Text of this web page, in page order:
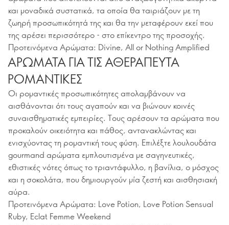
και μοναδικά συστατικά, τα οποία θα ταιριάζουν με τη
ζωηρή προσωπικότητά της και θα την μεταφέρουν εκεί που
της αρέσει περισσότερο - στο επίκεντρο της προσοχής.
Προτεινόμενα Αρώματα: Divine, All or Nothing Amplified
ΑΡΩΜΑΤΑ ΓΙΑ ΤΙΣ ΑΘΕΡΑΠΕΥΤΑ
ΡΟΜΑΝΤΙΚΕΣ
Οι ρομαντικές προσωπικότητες απολαμβάνουν να
αισθάνονται ότι τους αγαπούν και να βιώνουν κοινές
συναισθηματικές εμπειρίες. Τους αρέσουν τα αρώματα που
προκαλούν οικειότητα και πάθος, αντανακλώντας και
ενισχύοντας τη ρομαντική τους φύση. Επιλέξτε λουλουδάτα
gourmand αρώματα εμπλουτισμένα με σαγηνευτικές,
εθιστικές νότες όπως το τριαντάφυλλο, η βανίλια, ο μόσχος
και η σοκολάτα, που δημιουργούν μία ζεστή και αισθησιακή
αύρα.
Προτεινόμενα Αρώματα: Love Potion, Love Potion Sensual
Ruby, Eclat Femme Weekend